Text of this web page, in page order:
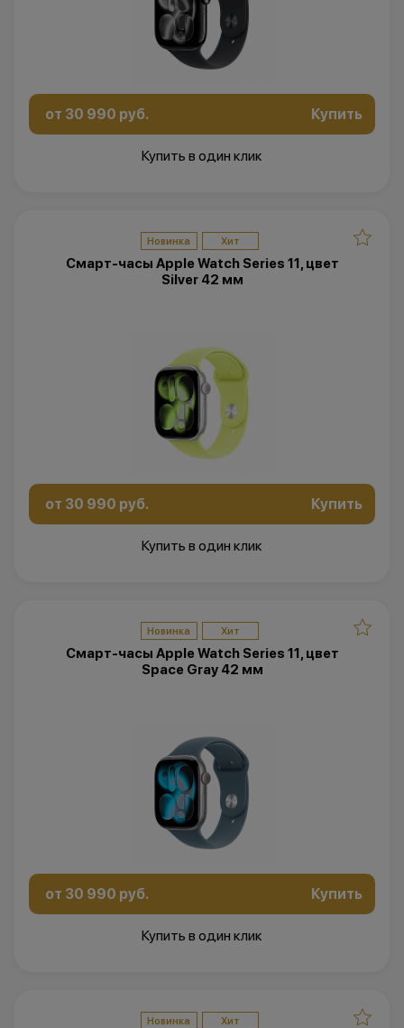
от 30 990 руб. Купить
Купить в один клик
Новинка Хит
Смарт-часы Apple Watch Series 11, цвет
Silver 42 мм
от 30 990 руб. Купить
Купить в один клик
Новинка Хит
Смарт-часы Apple Watch Series 11, цвет
Space Gray 42 мм
от 30 990 руб. Купить
Купить в один клик
Новинка Хит